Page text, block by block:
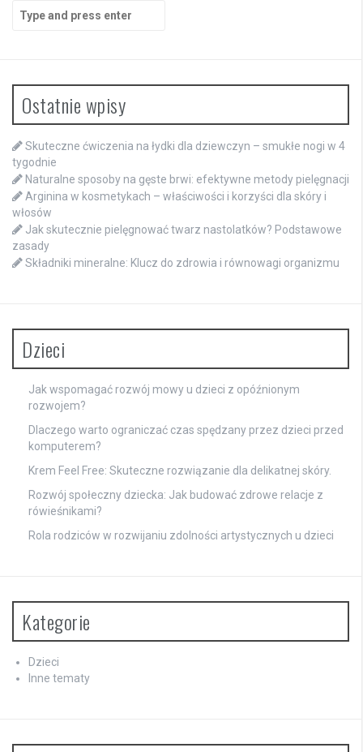
Search
for:
Ostatnie wpisy
Skuteczne ćwiczenia na łydki dla dziewczyn – smukłe nogi w 4
tygodnie
Naturalne sposoby na gęste brwi: efektywne metody pielęgnacji
Arginina w kosmetykach – właściwości i korzyści dla skóry i
włosów
Jak skutecznie pielęgnować twarz nastolatków? Podstawowe
zasady
Składniki mineralne: Klucz do zdrowia i równowagi organizmu
Dzieci
Jak wspomagać rozwój mowy u dzieci z opóźnionym
rozwojem?
Dlaczego warto ograniczać czas spędzany przez dzieci przed
komputerem?
Krem Feel Free: Skuteczne rozwiązanie dla delikatnej skóry.
Rozwój społeczny dziecka: Jak budować zdrowe relacje z
rówieśnikami?
Rola rodziców w rozwijaniu zdolności artystycznych u dzieci
Kategorie
Dzieci
Inne tematy